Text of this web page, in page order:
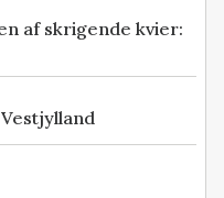
af skrigende kvier: